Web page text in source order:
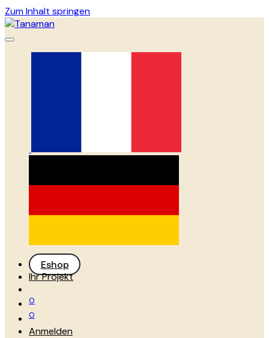
Zum Inhalt springen
Eshop
Ihr Projekt
0
0
Anmelden